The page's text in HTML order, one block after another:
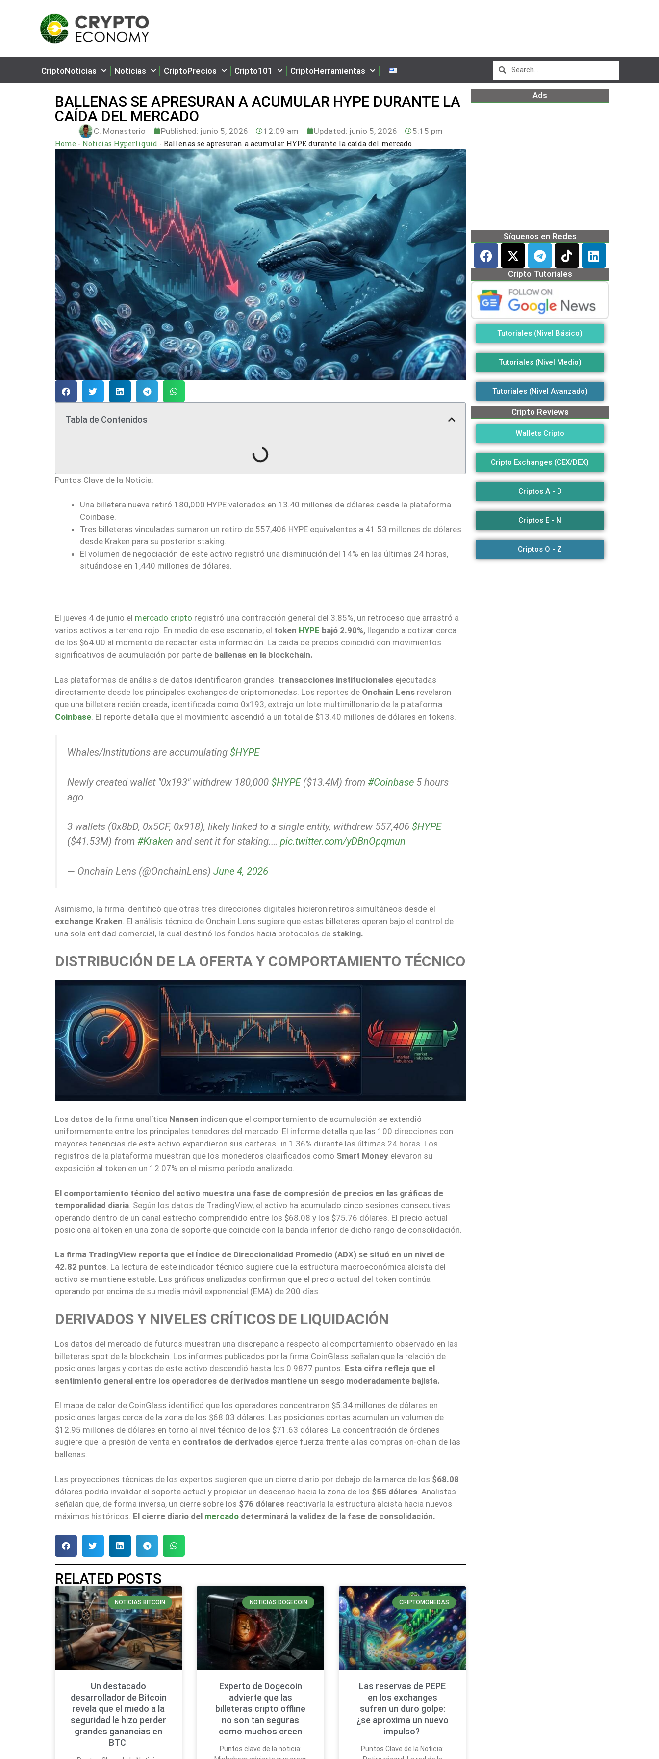
CriptoNoticias Noticias CriptoPrecios Cripto101 CriptoHerramientas
BALLENAS SE APRESURAN A ACUMULAR HYPE DURANTE LA
CAÍDA DEL MERCADO
C. Monasterio Published: junio 5, 2026 12:09 am Updated: junio 5, 2026 5:15 pm
Home - Noticias Hyperliquid - Ballenas se apresuran a acumular HYPE durante la caída del mercado
Tabla de Contenidos
Puntos Clave de la Noticia:
Una billetera nueva retiró 180,000 HYPE valorados en 13.40 millones de dólares desde la plataforma
Coinbase.
Tres billeteras vinculadas sumaron un retiro de 557,406 HYPE equivalentes a 41.53 millones de dólares
desde Kraken para su posterior staking.
El volumen de negociación de este activo registró una disminución del 14% en las últimas 24 horas,
situándose en 1,440 millones de dólares.
El jueves 4 de junio el mercado cripto registró una contracción general del 3.85%, un retroceso que arrastró a
varios activos a terreno rojo. En medio de ese escenario, el token HYPE bajó 2.90%, llegando a cotizar cerca
de los $64.00 al momento de redactar esta información. La caída de precios coincidió con movimientos
significativos de acumulación por parte de ballenas en la blockchain.
Las plataformas de análisis de datos identificaron grandes transacciones institucionales ejecutadas
directamente desde los principales exchanges de criptomonedas. Los reportes de Onchain Lens revelaron
que una billetera recién creada, identificada como 0x193, extrajo un lote multimillonario de la plataforma
Coinbase . El reporte detalla que el movimiento ascendió a un total de $13.40 millones de dólares en tokens.
Whales/Institutions are accumulating $HYPE
Newly created wallet "0x193" withdrew 180,000 $HYPE($13.4M) from #Coinbase 5 hours
ago.
3 wallets (0x8bD, 0x5CF, 0x918), likely linked to a single entity, withdrew 557,406 $HYPE
($41.53M) from #Kraken and sent it for staking.… pic.twitter.com/yDBnOpqmun
— Onchain Lens (@OnchainLens) June 4, 2026
Asimismo, la firma identificó que otras tres direcciones digitales hicieron retiros simultáneos desde el
exchange Kraken. El análisis técnico de Onchain Lens sugiere que estas billeteras operan bajo el control de
una sola entidad comercial, la cual destinó los fondos hacia protocolos de staking.
DISTRIBUCIÓN DE LA OFERTA Y COMPORTAMIENTO TÉCNICO
Los datos de la firma analítica Nansen indican que el comportamiento de acumulación se extendió
uniformemente entre los principales tenedores del mercado. El informe detalla que las 100 direcciones con
mayores tenencias de este activo expandieron sus carteras un 1.36% durante las últimas 24 horas. Los
registros de la plataforma muestran que los monederos clasificados como Smart Money elevaron su
exposición al token en un 12.07% en el mismo período analizado.
El comportamiento técnico del activo muestra una fase de compresión de precios en las gráficas de
temporalidad diaria . Según los datos de TradingView, el activo ha acumulado cinco sesiones consecutivas
operando dentro de un canal estrecho comprendido entre los $68.08 y los $75.76 dólares. El precio actual
posiciona al token en una zona de soporte que coincide con la banda inferior de dicho rango de consolidación.
La firma TradingView reporta que el Índice de Direccionalidad Promedio (ADX) se situó en un nivel de
42.82 puntos. La lectura de este indicador técnico sugiere que la estructura macroeconómica alcista del
activo se mantiene estable. Las gráficas analizadas confirman que el precio actual del token continúa
operando por encima de su media móvil exponencial (EMA) de 200 días.
DERIVADOS Y NIVELES CRÍTICOS DE LIQUIDACIÓN
Los datos del mercado de futuros muestran una discrepancia respecto al comportamiento observado en las
billeteras spot de la blockchain. Los informes publicados por la firma CoinGlass señalan que la relación de
posiciones largas y cortas de este activo descendió hasta los 0.9877 puntos. Esta cifra refleja que el
sentimiento general entre los operadores de derivados mantiene un sesgo moderadamente bajista.
El mapa de calor de CoinGlass identificó que los operadores concentraron $5.34 millones de dólares en
posiciones largas cerca de la zona de los $68.03 dólares. Las posiciones cortas acumulan un volumen de
$12.95 millones de dólares en torno al nivel técnico de los $71.63 dólares. La concentración de órdenes
sugiere que la presión de venta en contratos de derivados ejerce fuerza frente a las compras on-chain de las
ballenas.
Las proyecciones técnicas de los expertos sugieren que un cierre diario por debajo de la marca de los $68.08
dólares podría invalidar el soporte actual y propiciar un descenso hacia la zona de los $55 dólares . Analistas
señalan que, de forma inversa, un cierre sobre los $76 dólares reactivaría la estructura alcista hacia nuevos
máximos históricos. El cierre diario del mercado determinará la validez de la fase de consolidación.
RELATED POSTS
NOTICIAS BITCOIN
Un destacado
desarrollador de Bitcoin
revela que el miedo a la
seguridad le hizo perder
grandes ganancias en
BTC
NOTICIAS DOGECOIN
Experto de Dogecoin
advierte que las
billeteras cripto offline
no son tan seguras
como muchos creen
Puntos clave de la noticia:
CRIPTOMONEDAS
Las reservas de PEPE
en los exchanges
sufren un duro golpe:
¿se aproxima un nuevo
impulso?
Puntos Clave de la Noticia:
Ads
Síguenos en Redes
Cripto Tutoriales
Tutoriales (Nivel Básico)
Tutoriales (Nivel Medio)
Tutoriales (Nivel Avanzado)
Cripto Reviews
Wallets Cripto
Cripto Exchanges (CEX/DEX)
Criptos A - D
Criptos E - N
Criptos O - Z